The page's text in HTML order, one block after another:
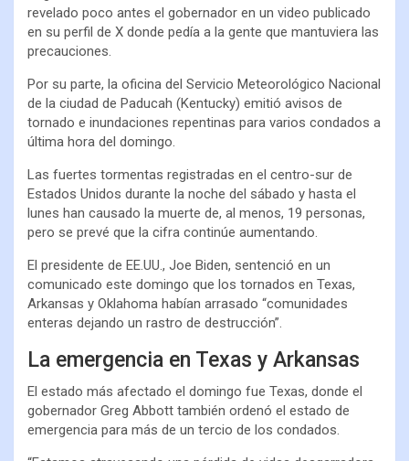
revelado poco antes el gobernador en un video publicado
en su perfil de X donde pedía a la gente que mantuviera las
precauciones.
Por su parte, la oficina del Servicio Meteorológico Nacional
de la ciudad de Paducah (Kentucky) emitió avisos de
tornado e inundaciones repentinas para varios condados a
última hora del domingo.
Las fuertes tormentas registradas en el centro-sur de
Estados Unidos durante la noche del sábado y hasta el
lunes han causado la muerte de, al menos, 19 personas,
pero se prevé que la cifra continúe aumentando.
El presidente de EE.UU., Joe Biden, sentenció en un
comunicado este domingo que los tornados en Texas,
Arkansas y Oklahoma habían arrasado “comunidades
enteras dejando un rastro de destrucción”.
La emergencia en Texas y Arkansas
El estado más afectado el domingo fue Texas, donde el
gobernador Greg Abbott también ordenó el estado de
emergencia para más de un tercio de los condados.